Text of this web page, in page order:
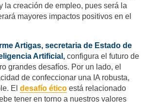
la creación de empleo, pues será la
mayores impactos positivos en el
Artigas, secretaria de Estado de
Artificial, configura el futuro de
grandes desafíos. Por un lado, el
de confeccionar una IA robusta,
El desafío ético está relacionado
tener en torno a nuestros valores